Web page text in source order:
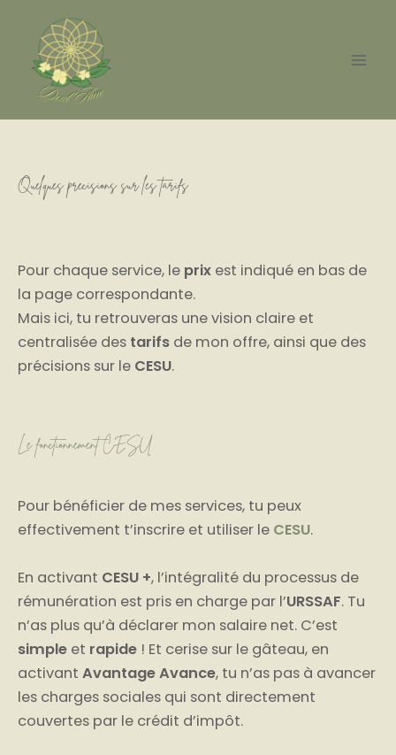
contenu
Quelques précisions sur les tarifs
Pour chaque service, le prix est indiqué en bas de
la page correspondante.
Mais ici, tu retrouveras une vision claire et
centralisée des tarifs de mon offre, ainsi que des
précisions sur le CESU.
Le fonctionnement CESU
Pour bénéficier de mes services, tu peux
effectivement t’inscrire et utiliser le CESU.
En activant CESU +, l’intégralité du processus de
rémunération est pris en charge par l’URSSAF. Tu
n’as plus qu’à déclarer mon salaire net. C’est
simple et rapide ! Et cerise sur le gâteau, en
activant Avantage Avance, tu n’as pas à avancer
les charges sociales qui sont directement
couvertes par le crédit d’impôt.